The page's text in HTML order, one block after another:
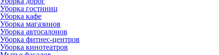
Уборка гостиниц
Уборка кафе
Уборка магазинов
Уборка автосалонов
Уборка фитнес-центров
Уборка кинотеатров